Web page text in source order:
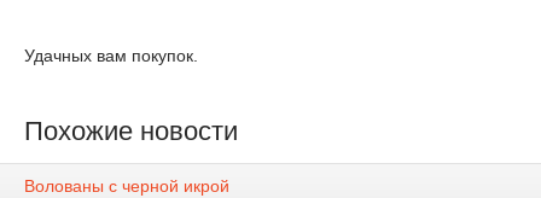
Удачных вам покупок.
Похожие новости
Волованы с черной икрой